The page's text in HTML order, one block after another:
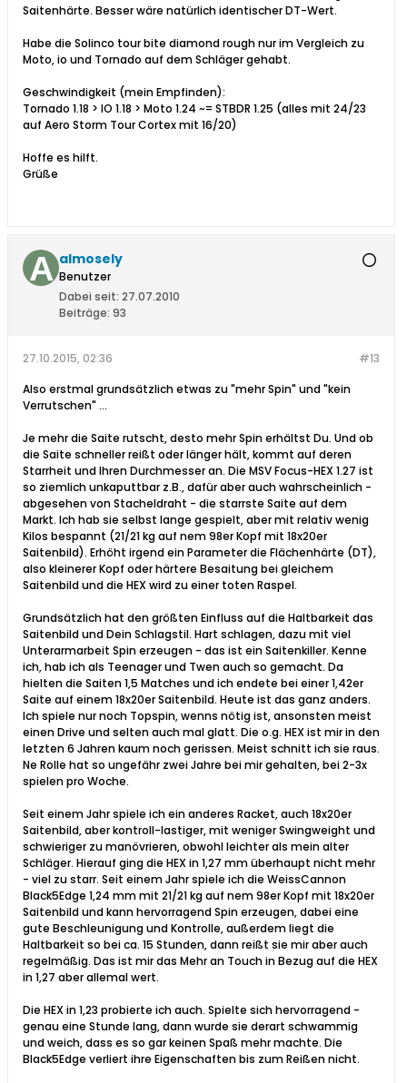
Saitenhärte. Besser wäre natürlich identischer DT-Wert.
Habe die Solinco tour bite diamond rough nur im Vergleich zu
Moto, io und Tornado auf dem Schläger gehabt.
Geschwindigkeit (mein Empfinden):
Tornado 1.18 > IO 1.18 > Moto 1.24 ~= STBDR 1.25 (alles mit 24/23
auf Aero Storm Tour Cortex mit 16/20)
Hoffe es hilft.
Grüße
almosely
Benutzer
Dabei seit: 27.07.2010
Beiträge: 93
#13
27.10.2015, 02:36
Also erstmal grundsätzlich etwas zu "mehr Spin" und "kein
Verrutschen" ...
Je mehr die Saite rutscht, desto mehr Spin erhältst Du. Und ob
die Saite schneller reißt oder länger hält, kommt auf deren
Starrheit und Ihren Durchmesser an. Die MSV Focus-HEX 1.27 ist
so ziemlich unkaputtbar z.B., dafür aber auch wahrscheinlich -
abgesehen von Stacheldraht - die starrste Saite auf dem
Markt. Ich hab sie selbst lange gespielt, aber mit relativ wenig
Kilos bespannt (21/21 kg auf nem 98er Kopf mit 18x20er
Saitenbild). Erhöht irgend ein Parameter die Flächenhärte (DT),
also kleinerer Kopf oder härtere Besaitung bei gleichem
Saitenbild und die HEX wird zu einer toten Raspel.
Grundsätzlich hat den größten Einfluss auf die Haltbarkeit das
Saitenbild und Dein Schlagstil. Hart schlagen, dazu mit viel
Unterarmarbeit Spin erzeugen - das ist ein Saitenkiller. Kenne
ich, hab ich als Teenager und Twen auch so gemacht. Da
hielten die Saiten 1,5 Matches und ich endete bei einer 1,42er
Saite auf einem 18x20er Saitenbild. Heute ist das ganz anders.
Ich spiele nur noch Topspin, wenns nötig ist, ansonsten meist
einen Drive und selten auch mal glatt. Die o.g. HEX ist mir in den
letzten 6 Jahren kaum noch gerissen. Meist schnitt ich sie raus.
Ne Rolle hat so ungefähr zwei Jahre bei mir gehalten, bei 2-3x
spielen pro Woche.
Seit einem Jahr spiele ich ein anderes Racket, auch 18x20er
Saitenbild, aber kontroll-lastiger, mit weniger Swingweight und
schwieriger zu manövrieren, obwohl leichter als mein alter
Schläger. Hierauf ging die HEX in 1,27 mm überhaupt nicht mehr
- viel zu starr. Seit einem Jahr spiele ich die WeissCannon
Black5Edge 1,24 mm mit 21/21 kg auf nem 98er Kopf mit 18x20er
Saitenbild und kann hervorragend Spin erzeugen, dabei eine
gute Beschleunigung und Kontrolle, außerdem liegt die
Haltbarkeit so bei ca. 15 Stunden, dann reißt sie mir aber auch
regelmäßig. Das ist mir das Mehr an Touch in Bezug auf die HEX
in 1,27 aber allemal wert.
Die HEX in 1,23 probierte ich auch. Spielte sich hervorragend -
genau eine Stunde lang, dann wurde sie derart schwammig
und weich, dass es so gar keinen Spaß mehr machte. Die
Black5Edge verliert ihre Eigenschaften bis zum Reißen nicht.